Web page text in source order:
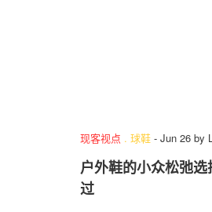
现客视点 . 球鞋 - Jun 26 by
户外鞋的小众松弛
过